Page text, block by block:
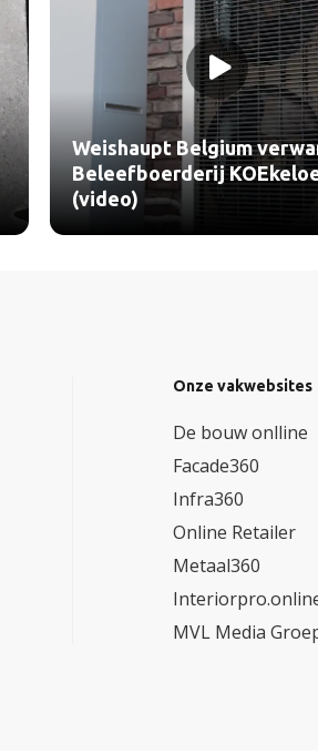
Weishaupt Belgium
Beleefboerderij
(video)
Onze vakwebsites
De bouw onlline
Facade360
Infra360
Online Retailer
Metaal360
MVL Media